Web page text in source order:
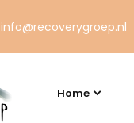
info@recoverygroep.nl
Home